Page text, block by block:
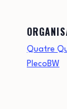
Quatre
PlecoBW